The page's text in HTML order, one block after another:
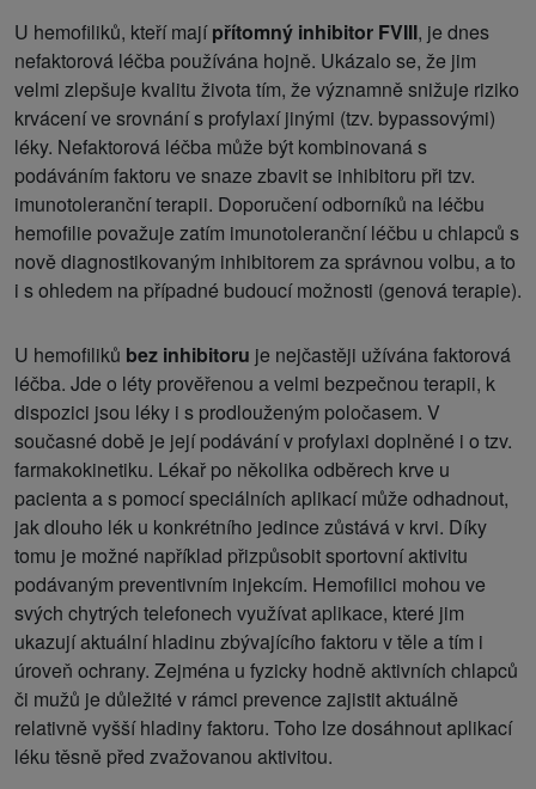
U hemofiliků, kteří majípřítomný inhibitor FVIII, je dnes
nefaktorová léčba používána hojně. Ukázalo se, že jim
velmi zlepšuje kvalitu života tím, že významně snižuje riziko
krvácení ve srovnání s profylaxí jinými (tzv. bypassovými)
léky. Nefaktorová léčba může být kombinovaná s
podáváním faktoru ve snaze zbavit se inhibitoru při tzv.
imunotoleranční terapii. Doporučení odborníků na léčbu
hemofilie považuje zatím imunotoleranční léčbu u chlapců s
nově diagnostikovaným inhibitorem za správnou volbu, a to
i s ohledem na případné budoucí možnosti (genová terapie).
U hemofiliků bez inhibitoru je nejčastěji užívána faktorová
léčba. Jde o léty prověřenou a velmi bezpečnou terapii, k
dispozici jsou léky i s prodlouženým poločasem. V
současné době je její podávání v profylaxi doplněné i o tzv.
farmakokinetiku. Lékař po několika odběrech krve u
pacienta a s pomocí speciálních aplikací může odhadnout,
jak dlouho lék u konkrétního jedince zůstává v krvi. Díky
tomu je možné například přizpůsobit sportovní aktivitu
podávaným preventivním injekcím. Hemofilici mohou ve
svých chytrých telefonech využívat aplikace, které jim
ukazují aktuální hladinu zbývajícího faktoru v těle a tím i
úroveň ochrany. Zejména u fyzicky hodně aktivních chlapců
či mužů je důležité v rámci prevence zajistit aktuálně
relativně vyšší hladiny faktoru. Toho lze dosáhnout aplikací
léku těsně před zvažovanou aktivitou.